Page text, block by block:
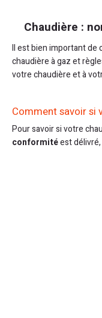
Chaudière :
Il est bien important de
chaudière à gaz et
votre chaudière et à
Comment savoir si
Pour savoir si votre
conformitéest